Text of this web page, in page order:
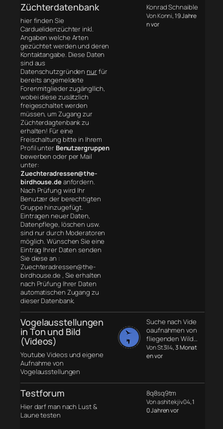
Züchterdatenbank
hier finden Sie
Carduelidenzüchter inkl.
Angaben welche Arten
gezüchtet werden und deren
Kontaktangabe. Diese Daten
sind aus
Datenschutzgründen nurfür
bereits angemeldete
Forenmitglieder zugängllich,
wobei diese zusätzlich
freigeschaltet werden
müssen, um Zugang zur
Züchterdagtenbank zu
erhalten! Für eine
Freischaltung bitte in Ihrem
Profil unter Benutzergruppen
bewerben oder per Mail
unter:
Zuechteradressen@the-
birdhouse.deanfordern.
Nach Prüfung wird Ihr
Benutzer der berechtigten
Gruppe hinzugefügt.
Eintragen neuer Daten,
Datenpflege, löschen usw.
sind nur durch Moderatoren
möglich. Wünschen Sie eine
Eintrag Ihrer Daten senden
Sie diese an :
Zuechteradressen@the-
birdhouse.de , Sie erhalten
nach Prüfung Ihrer Daten
automatischen Zugang zu
dieser Datenbank.
Konrad Schnaible
Von Konni, 19 Jahre
n vor
Vogelausstellungen
in Ton und Bild
(Videos)
Youtube Videos und eigene
Aufnahme von
Vogelausstellungen
Suche nach Vide
oaufnahmen von
fliegenden Wild…
Von St3ll4, 3 Monat
en vor
Testforum
Hier darf man nach Lust &
Laune testen
8q8sq9tm
Von ashitekjiv04, 1
0 Jahren vor